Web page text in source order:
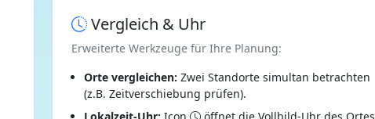
Vergleich & Uhr
Erweiterte Werkzeuge für Ihre Planung:
Orte vergleichen: Zwei Standorte simultan betrachten
(z.B. Zeitverschiebung prüfen).